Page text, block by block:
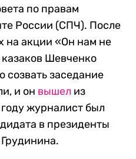
по правам
России (СПЧ). После
на акции «Он нам не
Шевченко
созвать заседание
и он вышел из
журналист был
в президенты